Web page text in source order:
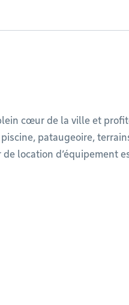
cœur de la ville et
pataugeoire,
location d’équipement